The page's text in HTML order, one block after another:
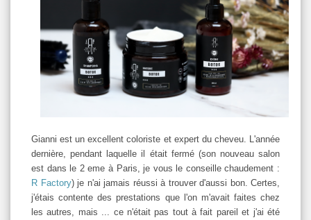
Gianni est un excellent coloriste et expert du cheveu. L'année
dernière, pendant laquelle il était fermé (son nouveau salon
est dans le 2 eme à Paris, je vous le conseille chaudement :
R Factory) je n'ai jamais réussi à trouver d'aussi bon. Certes,
j'étais contente des prestations que l'on m'avait faites chez
les autres, mais ... ce n'était pas tout à fait pareil et j'ai été